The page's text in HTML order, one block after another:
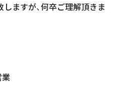
ますが、何卒ご理解頂きま